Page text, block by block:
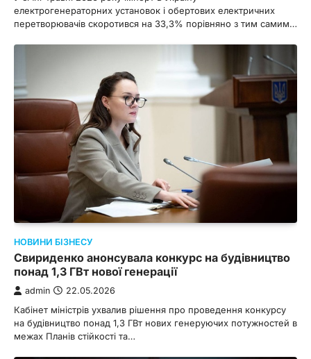
електрогенераторних установок і обертових електричних
перетворювачів скоротився на 33,3% порівняно з тим самим…
НОВИНИ БІЗНЕСУ
Cвириденко анонсувала конкурс на будівництво
понад 1,3 ГВт нової генерації
admin 22.05.2026
Кабінет міністрів ухвалив рішення про проведення конкурсу
на будівництво понад 1,3 ГВт нових генеруючих потужностей в
межах Планів стійкості та…